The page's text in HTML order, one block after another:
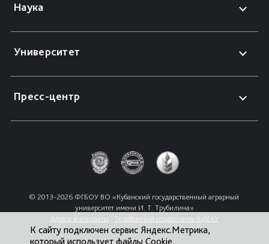
Наука
Университет
Пресс-центр
© 2013-2026 ФГБОУ ВО «Кубанский государственный аграрный
университет имени И. Т. Трубилина»
Адреса и контакты
Телефонный справочник КубГАУ
К сайту подключен сервис Яндекс.Метрика,
который использует файлы Cookie.